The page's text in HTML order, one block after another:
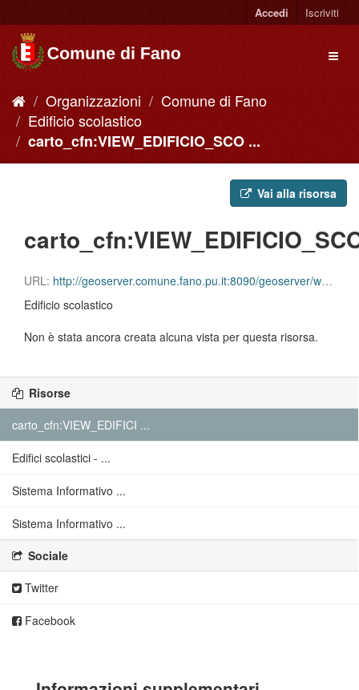
Accedi Iscriviti
Organizzazioni
Comune di Fano
Edificio scolastico
carto_cfn:VIEW_EDIFICIO_SCO ...
Vai alla risorsa
URL: http://geoserver.comune.fano.pu.it:8090/geoserver/wms?service=WMS&request=GetCapabilities
Edificio scolastico
Non è stata ancora creata alcuna vista per questa risorsa.
Risorse
carto_cfn:VIEW_EDIFICI ...
Edifici scolastici - ...
Sistema Informativo ...
Sistema Informativo ...
Sociale
Twitter
Facebook